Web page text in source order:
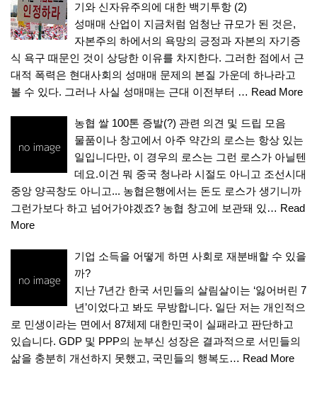
기와 신자유주의에 대한 백기투항 (2)
성매매 산업이 지금처럼 엄청난 규모가 된 것은,
자본주의 하에서의 욕망의 긍정과 자본의 자기증
식 욕구 때문인 것이 상당한 이유를 차지한다. 그러한 점에서 근
대적 폭력은 현대사회의 성매매 문제의 본질 가운데 하나라고
볼 수 있다. 그러나 사실 성매매는 근대 이전부터 … Read More
농협 쌀 100톤 증발(?) 관련 의견 및 드립 모음
물품이나 창고에서 아주 약간의 로스는 항상 있는
일입니다만, 이 경우의 로스는 그런 로스가 아닐텐
데요.이건 뭐 중국 청나라 시절도 아니고 조선시대
중앙 양곡창도 아니고... 농협은행에서는 돈도 로스가 생기니까
그런가보다 하고 넘어가야겠죠? 농협 창고에 보관돼 있… Read
More
기업 소득을 어떻게 하면 사회로 재분배할 수 있을
까?
지난 7년간 한국 서민들의 살림살이는 ‘잃어버린 7
년’이었다고 봐도 무방합니다. 일단 저는 개인적으
로 민생이라는 면에서 87체제 대한민국이 실패라고 판단하고
있습니다. GDP 및 PPP의 눈부신 성장은 결과적으로 서민들의
삶을 충분히 개선하지 못했고, 국민들의 행복도… Read More